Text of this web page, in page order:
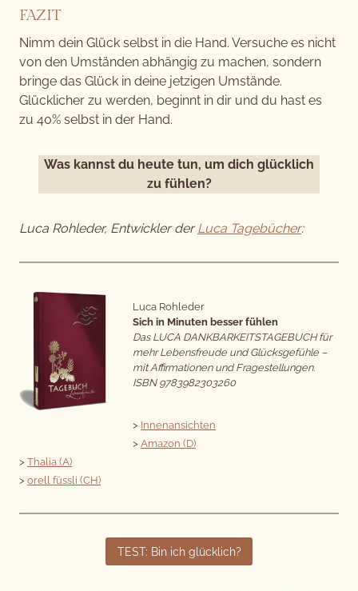
FAZIT
Nimm dein Glück selbst in die Hand. Versuche es nicht
von den Umständen abhängig zu machen, sondern
bringe das Glück in deine jetzigen Umstände.
Glücklicher zu werden, beginnt in dir und du hast es
zu 40% selbst in der Hand.
Was kannst du heute tun, um dich glücklich
zu fühlen?
Luca Rohleder, Entwickler derLuca Tagebücher:
Luca Rohleder
Sich in Minuten besser fühlen
Das LUCA DANKBARKEITSTAGEBUCH für
mehr Lebensfreude und Glücksgefühle –
mit Affirmationen und Fragestellungen.
ISBN 9783982303260
> Innenansichten
> Amazon (D)
> Thalia (A)
> orell füssli (CH)
TEST: Bin ich glücklich?